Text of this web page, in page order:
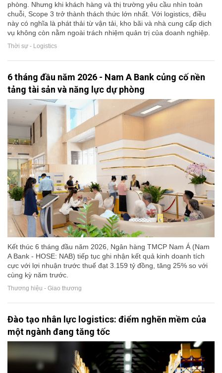
phòng. Nhưng khi khách hàng và thị trường yêu cầu nhìn toàn
chuỗi, Scope 3 trở thành thách thức lớn nhất. Với logistics, điều
này có nghĩa là phát thải từ vận tải, kho bãi và nhà cung cấp dịch
vụ không còn nằm ngoài trách nhiệm quản trị của doanh nghiệp.
Thời sự - Logistics
6 tháng đầu năm 2026 - Nam A Bank củng cố nền
tảng tài sản và năng lực dự phòng
Kết thúc 6 tháng đầu năm 2026, Ngân hàng TMCP Nam Á (Nam
A Bank - HOSE: NAB) tiếp tục ghi nhận kết quả kinh doanh tích
cực với lợi nhuận trước thuế đạt 3.159 tỷ đồng, tăng 25% so với
cùng kỳ năm trước.
Thương hiệu - Giao thương
Đào tạo nhân lực logistics: điểm nghẽn mềm của
một ngành đang tăng tốc